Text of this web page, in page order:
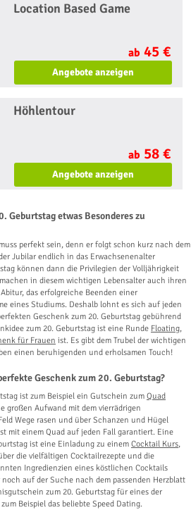
Location Based Game
ab 45 €
Angebote anzeigen
Höhlentour
ab 58 €
Angebote anzeigen
Geburtstag etwas Besonderes zu
perfekt sein, denn er folgt schon kurz nach dem
Jubilar endlich in das Erwachsenenalter
können dann die Privilegien der Volljährigkeit
in diesem wichtigen Lebensalter auch ihren
das erfolgreiche Beenden einer
eines Studiums. Deshalb lohnt es sich auf jeden
Geschenk zum 20. Geburtstag gebührend
zum 20. Geburtstag ist eine Runde Floating,
für Frauen ist. Es gibt dem Trubel der wichtigen
einen beruhigenden und erholsamen Touch!
Geschenk zum 20. Geburtstag?
ist zum Beispiel ein Gutschein zum Quad
großen Aufwand mit dem vierrädrigen
Wege rasen und über Schanzen und Hügel
mit einem Quad auf jeden Fall garantiert. Eine
ist eine Einladung zu einem Cocktail Kurs,
die vielfältigen Cocktailrezepte und die
Ingredienzien eines köstlichen Cocktails
auf der Suche nach dem passenden Herzblatt
zum 20. Geburtstag für eines der
Beispiel das beliebte Speed Dating.